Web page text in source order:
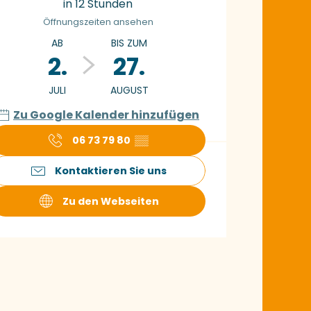
in 12 Stunden
Öffnungszeiten ansehen
AB
2.
JULI
BIS ZUM
27.
AUGUST
Zu Google Kalender hinzufügen
06 73 79 80 ▒▒
Kontaktieren Sie uns
Zu den Webseiten